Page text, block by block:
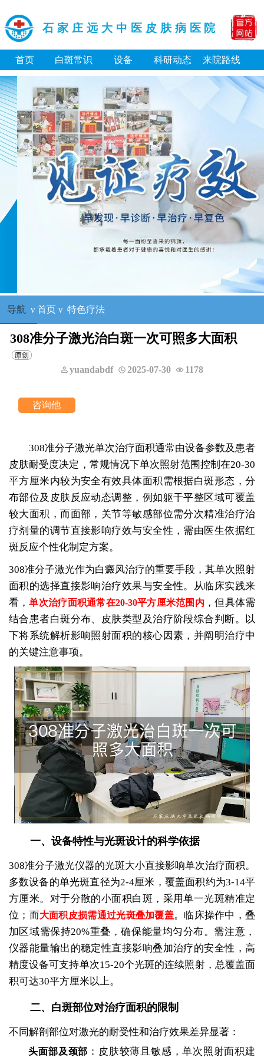
石家庄远大中医皮肤病医院
首页 白斑常识 设备 科研动态 来院路线
导航 ν 首页ν 特色疗法
308准分子激光治白斑一次可照多大面积
yuandabdf 2025-07-30 1178
308准分子激光单次治疗面积通常由设备参数及患者
皮肤耐受度决定，常规情况下单次照射范围控制在20-30
平方厘米内较为安全有效具体面积需根据白斑形态，分
布部位及皮肤反应动态调整，例如躯干平整区域可覆盖
较大面积，而面部，关节等敏感部位需分次精准治疗治
疗剂量的调节直接影响疗效与安全性，需由医生依据红
斑反应个性化制定方案。
308准分子激光作为白癜风治疗的重要手段，其单次照射
面积的选择直接影响治疗效果与安全性。从临床实践来
看，单次治疗面积通常在20-30平方厘米范围内 ，但具体需
结合患者白斑分布、皮肤类型及治疗阶段综合判断。以
下将系统解析影响照射面积的核心因素，并阐明治疗中
的关键注意事项。
一、设备特性与光斑设计的科学依据
308准分子激光仪器的光斑大小直接影响单次治疗面积。
多数设备的单光斑直径为2-4厘米，覆盖面积约为3-14平
方厘米。对于分散的小面积白斑，采用单一光斑精准定
位；而大面积皮损需通过光斑叠加覆盖。临床操作中，叠
加区域需保持20%重叠，确保能量均匀分布。需注意，
仪器能量输出的稳定性直接影响叠加治疗的安全性，高
精度设备可支持单次15-20个光斑的连续照射，总覆盖面
积可达30平方厘米以上。
二、白斑部位对治疗面积的限制
不同解剖部位对激光的耐受性和治疗效果差异显著：
头面部及颈部 ：皮肤较薄且敏感，单次照射面积建